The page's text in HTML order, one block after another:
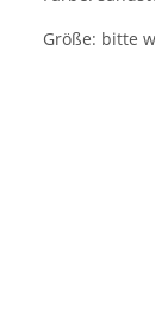
Größe: bitte